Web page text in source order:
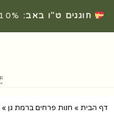
חוגגים ט"ו באב:
דף הבית » חנות פרחים ברמת גן »